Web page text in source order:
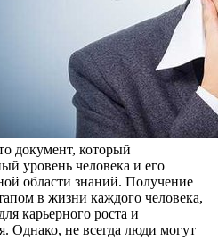
дoкумeнт, который
уровень человека и его
области знаний. Получение
в жизни каждого человека,
карьерного роста и
Однако, не всегда люди могут